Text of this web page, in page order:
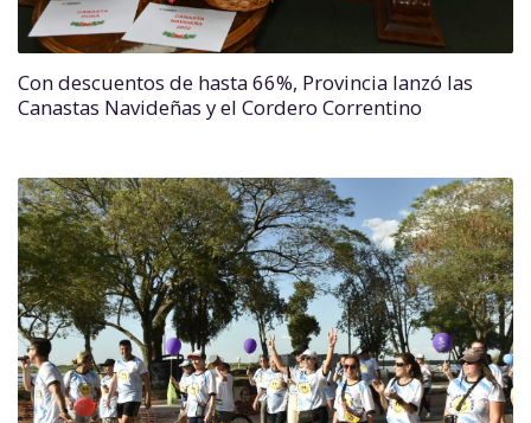
Con descuentos de hasta 66%, Provincia lanzó las
Canastas Navideñas y el Cordero Correntino